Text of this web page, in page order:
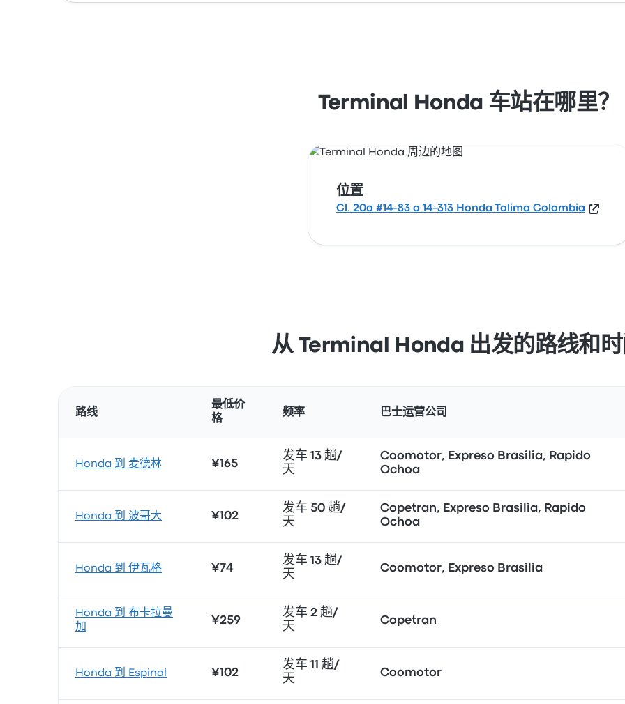
Terminal Honda 车站在哪里？
位置
Cl. 20a #14-83 a 14-313 Honda Tolima Colombia
从 Terminal Honda 出发的路线和
路线
最低价
格
频率 巴士运营公司
Honda 到 麦德林 ¥165
发车 13 趟/
天
Coomotor, Expreso Brasilia, Rapido
Ochoa
Honda 到 波哥大 ¥102
发车 50 趟/
天
Copetran, Expreso Brasilia, Rapido
Ochoa
Honda 到 伊瓦格 ¥74
发车 13 趟/
天
Coomotor, Expreso Brasilia
Honda 到 布卡拉曼
加
¥259
发车 2 趟/
天
Copetran
Honda 到 Espinal ¥102
发车 11 趟/
天
Coomotor